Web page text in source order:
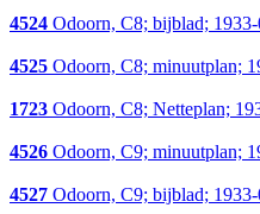
4524 Odoorn, C8; bijblad;
4525 Odoorn, C8; minuutplan;
1723 Odoorn, C8; Netteplan;
4526 Odoorn, C9; minuutplan;
4527 Odoorn, C9; bijblad;